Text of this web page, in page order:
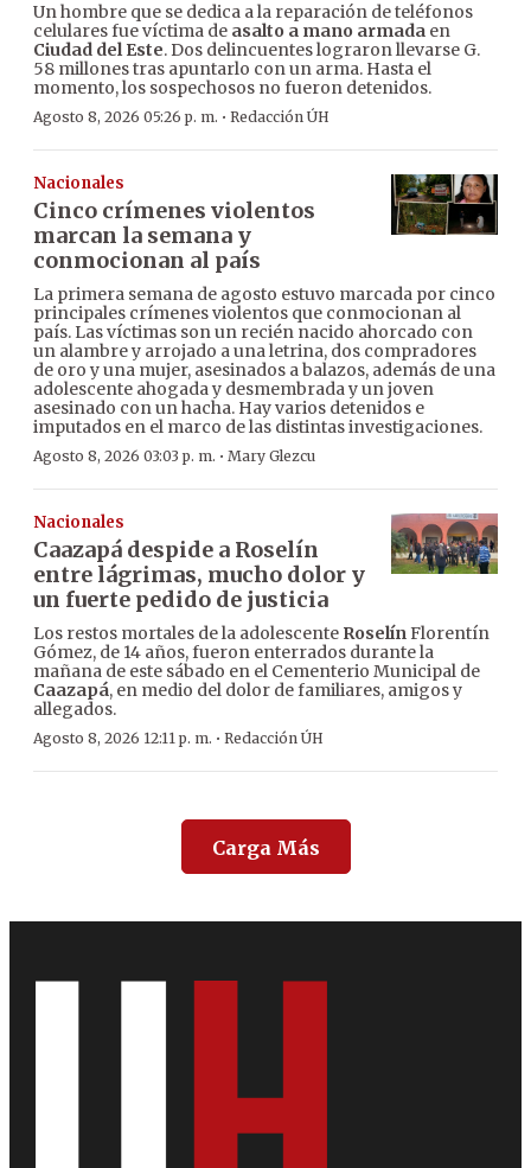
Un hombre que se dedica a la reparación de teléfonos
celulares fue víctima de asalto a mano armada en
Ciudad del Este. Dos delincuentes lograron llevarse G.
58 millones tras apuntarlo con un arma. Hasta el
momento, los sospechosos no fueron detenidos.
Agosto 8, 2026 05:26 p. m. · Redacción ÚH
Nacionales
Cinco crímenes violentos
marcan la semana y
conmocionan al país
La primera semana de agosto estuvo marcada por cinco
principales crímenes violentos que conmocionan al
país. Las víctimas son un recién nacido ahorcado con
un alambre y arrojado a una letrina, dos compradores
de oro y una mujer, asesinados a balazos, además de una
adolescente ahogada y desmembrada y un joven
asesinado con un hacha. Hay varios detenidos e
imputados en el marco de las distintas investigaciones.
Agosto 8, 2026 03:03 p. m. · Mary Glezcu
Nacionales
Caazapá despide a Roselín
entre lágrimas, mucho dolor y
un fuerte pedido de justicia
Los restos mortales de la adolescente RoselínFlorentín
Gómez, de 14 años, fueron enterrados durante la
mañana de este sábado en el Cementerio Municipal de
Caazapá, en medio del dolor de familiares, amigos y
allegados.
Agosto 8, 2026 12:11 p. m. · Redacción ÚH
Carga Más